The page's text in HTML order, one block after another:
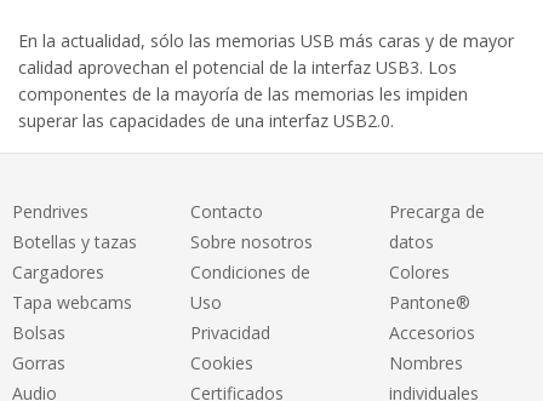
En la actualidad, sólo las memorias USB más caras y de mayor
calidad aprovechan el potencial de la interfaz USB3. Los
componentes de la mayoría de las memorias les impiden
superar las capacidades de una interfaz USB2.0.
Pendrives
Botellas y tazas
Cargadores
Tapa webcams
Bolsas
Gorras
Audio
Contacto
Sobre nosotros
Condiciones de
Uso
Privacidad
Cookies
Certificados
Precarga de
datos
Colores
Pantone®
Accesorios
Nombres
individuales